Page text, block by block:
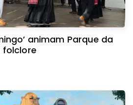
animam Parque da
folclore